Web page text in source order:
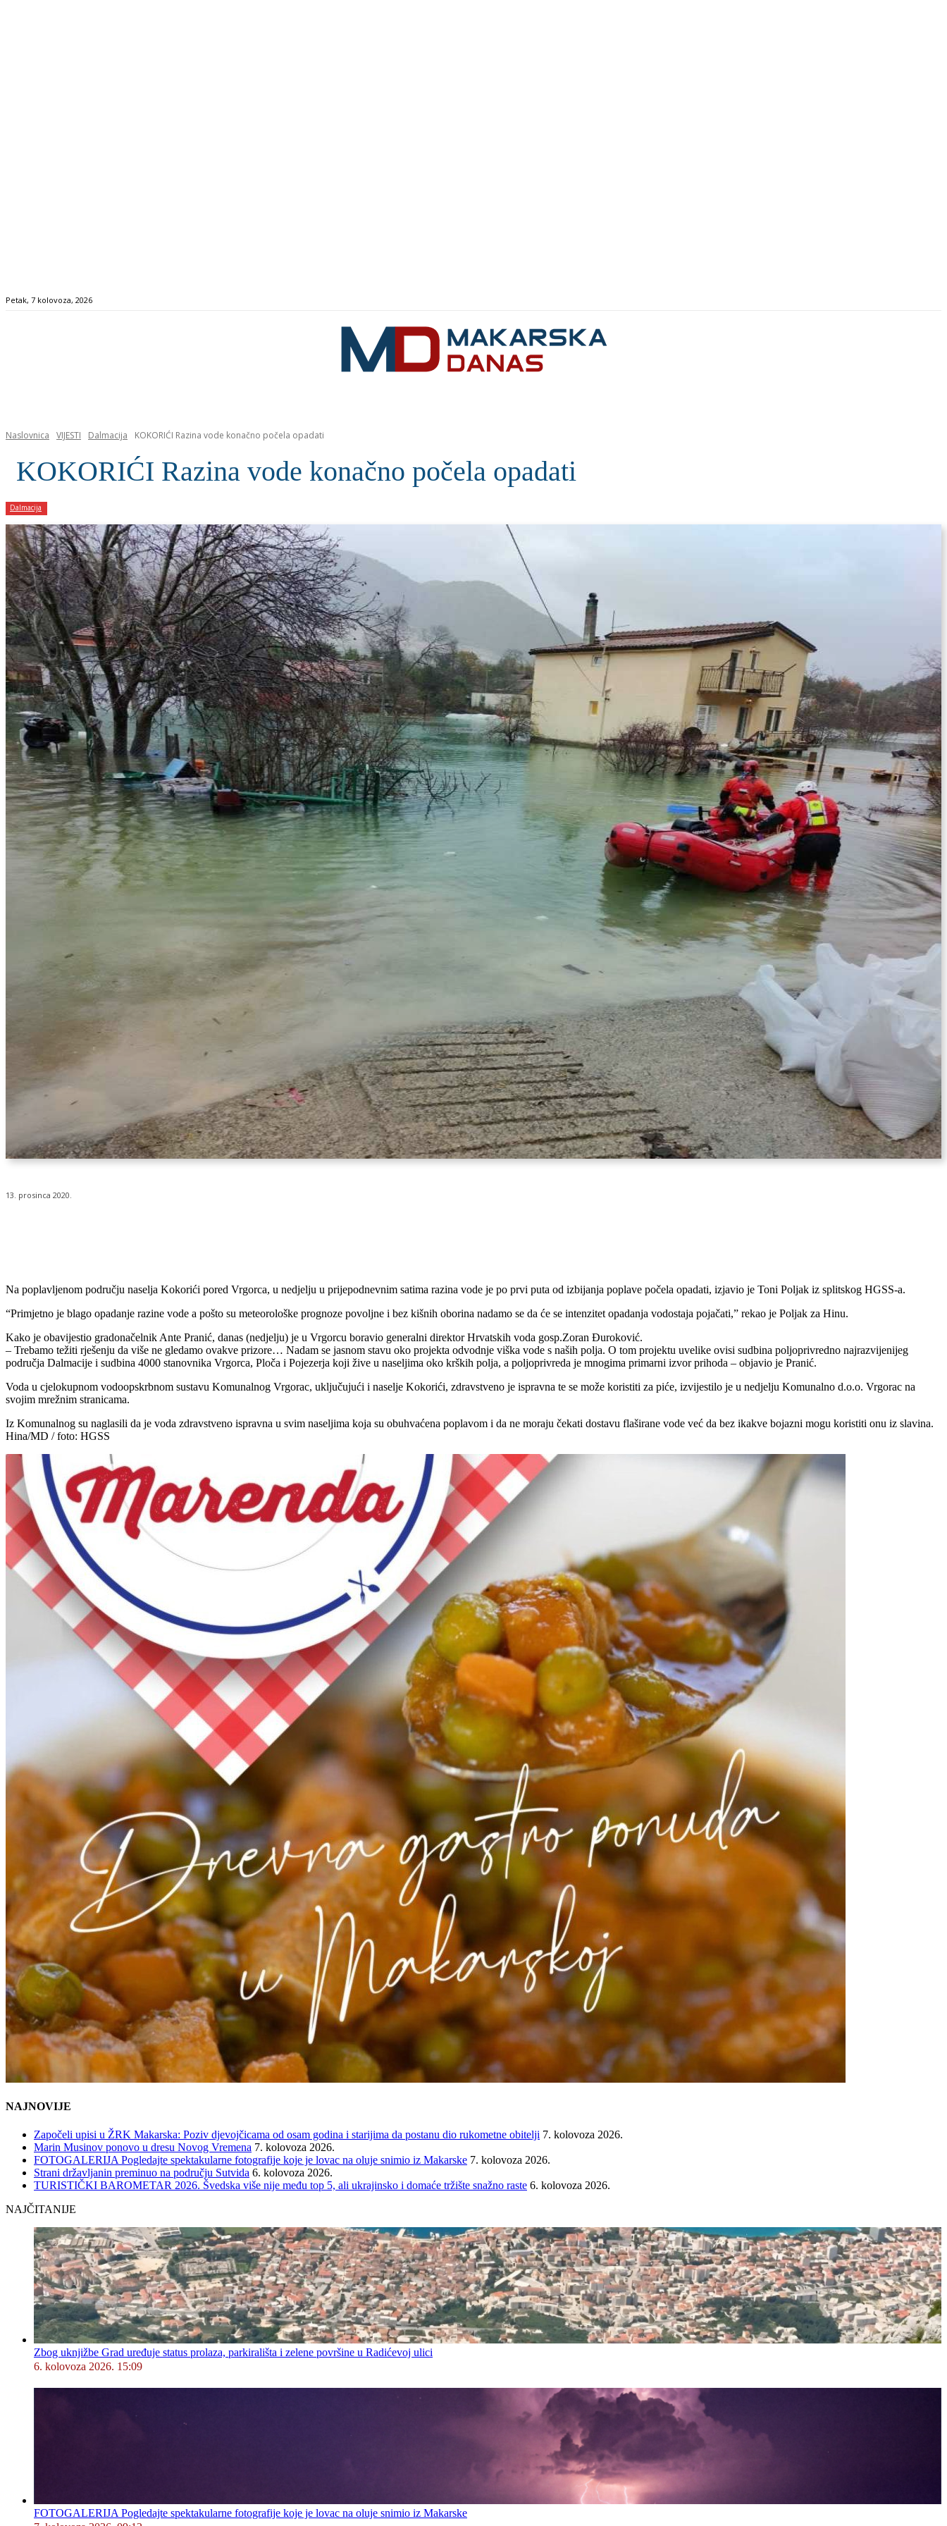
Petak, 7 kolovoza, 2026
Naslovnica VIJESTI Dalmacija KOKORIĆI Razina vode konačno počela opadati
KOKORIĆI Razina vode konačno počela opadati
Dalmacija
13. prosinca 2020.
Na poplavljenom području naselja Kokorići pored Vrgorca, u nedjelju u prijepodnevnim satima razina vode je po prvi puta od izbijanja poplave počela opadati, izjavio je Toni Poljak iz splitskog HGSS-a.
“Primjetno je blago opadanje razine vode a pošto su meteorološke prognoze povoljne i bez kišnih oborina nadamo se da će se intenzitet opadanja vodostaja pojačati,” rekao je Poljak za Hinu.
Kako je obavijestio gradonačelnik Ante Pranić, danas (nedjelju) je u Vrgorcu boravio generalni direktor Hrvatskih voda gosp.Zoran Đuroković.
– Trebamo težiti rješenju da više ne gledamo ovakve prizore… Nadam se jasnom stavu oko projekta odvodnje viška vode s naših polja. O tom projektu uvelike ovisi sudbina poljoprivredno najrazvijenijeg
područja Dalmacije i sudbina 4000 stanovnika Vrgorca, Ploča i Pojezerja koji žive u naseljima oko krških polja, a poljoprivreda je mnogima primarni izvor prihoda – objavio je Pranić.
Voda u cjelokupnom vodoopskrbnom sustavu Komunalnog Vrgorac, uključujući i naselje Kokorići, zdravstveno je ispravna te se može koristiti za piće, izvijestilo je u nedjelju Komunalno d.o.o. Vrgorac na
svojim mrežnim stranicama.
Iz Komunalnog su naglasili da je voda zdravstveno ispravna u svim naseljima koja su obuhvaćena poplavom i da ne moraju čekati dostavu flaširane vode već da bez ikakve bojazni mogu koristiti onu iz slavina.
Hina/MD / foto: HGSS
NAJNOVIJE
Započeli upisi u ŽRK Makarska: Poziv djevojčicama od osam godina i starijima da postanu dio rukometne obitelji 7. kolovoza 2026.
Marin Musinov ponovo u dresu Novog Vremena 7. kolovoza 2026.
FOTOGALERIJA Pogledajte spektakularne fotografije koje je lovac na oluje snimio iz Makarske 7. kolovoza 2026.
Strani državljanin preminuo na području Sutvida 6. kolovoza 2026.
TURISTIČKI BAROMETAR 2026. Švedska više nije među top 5, ali ukrajinsko i domaće tržište snažno raste 6. kolovoza 2026.
NAJČITANIJE
Zbog uknjižbe Grad uređuje status prolaza, parkirališta i zelene površine u Radićevoj ulici
6. kolovoza 2026. 15:09
FOTOGALERIJA Pogledajte spektakularne fotografije koje je lovac na oluje snimio iz Makarske